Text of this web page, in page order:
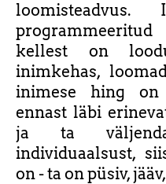
kellest on
inimkehas,
inimese hing on
ennast läbi
ja ta
individuaalsust,
on - ta on püsiv,